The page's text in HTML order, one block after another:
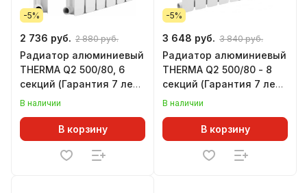
-5%
2 736 руб. 2 880 руб.
Радиатор алюминиевый
THERMA Q2 500/80, 6
секций (Гарантия 7 лет,
Теп. 0,131 кВт за 1 сек)
В наличии
В корзину
-5%
3 648 руб. 3 840 руб.
Радиатор алюминиевый
THERMA Q2 500/80 - 8
секций (Гарантия 7 лет,
Тепл. 0,131 кВт за 1 секц)
В наличии
В корзину